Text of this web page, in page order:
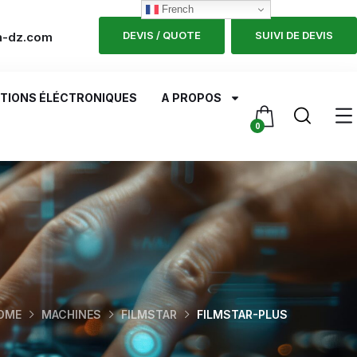
dz.com DEVIS / QUOTE SUIVI DE DEVIS
ÉLÉCTRONIQUES A PROPOS
0
MACHINES FILMSTAR FILMSTAR-PLUS
French